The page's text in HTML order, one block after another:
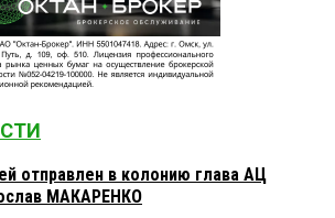
отправлен в колонию глава АЦ
МАКАРЕНКО